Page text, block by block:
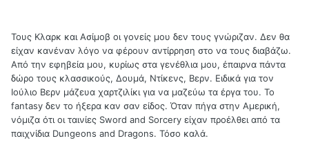
Τους Κλαρκ και Ασίμοβ οι γονείς μου δεν τους γνώριζαν. Δεν θα
είχαν κανέναν λόγο να φέρουν αντίρρηση στο να τους διαβάζω.
Από την εφηβεία μου, κυρίως στα γενέθλια μου, έπαιρνα πάντα
δώρο τους κλασσικούς, Δουμά, Ντίκενς, Βερν. Ειδικά για τον
Ιούλιο Βερν μάζευα χαρτζιλίκι για να μαζεύω τα έργα του. Το
fantasy δεν το ήξερα καν σαν είδος. Όταν πήγα στην Αμερική,
νόμιζα ότι οι ταινίες Sword and Sorcery είχαν προέλθει από τα
παιχνίδια Dungeons and Dragons. Τόσο καλά.